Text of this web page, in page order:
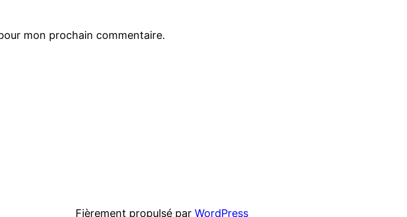
mon prochain commentaire.
Fièrement propulsé parWordPress